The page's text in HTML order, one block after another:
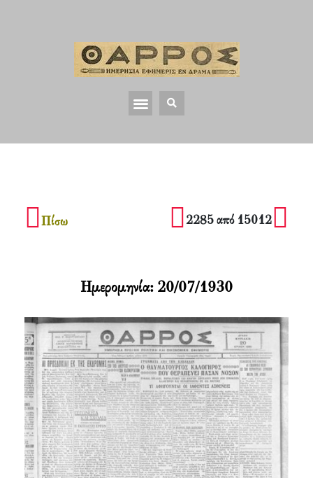
Πίσω 2285 από 15012
Ημερομηνία: 20/07/1930